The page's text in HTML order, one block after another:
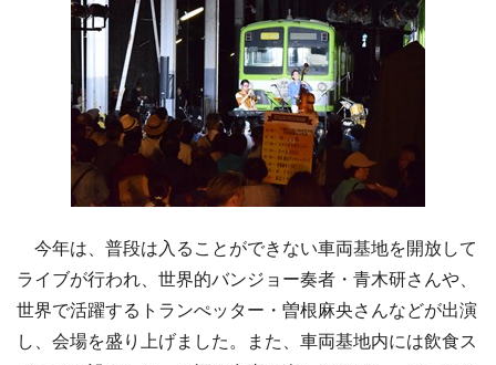
今年は、普段は入ることができない車両基地を開放して
ライブが行われ、世界的バンジョー奏者・青木研さんや、
世界で活躍するトランぺッター・曽根麻央さんなどが出演
し、会場を盛り上げました。また、車両基地内には飲食ス